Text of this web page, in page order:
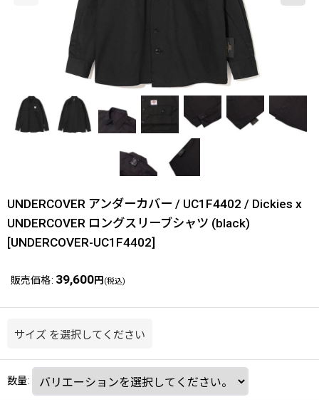
UNDERCOVER アンダーカバー / UC1F4402 / Dickies x
UNDERCOVER ロングスリーブシャツ (black)
[UNDERCOVER-UC1F4402]
販売価格: 39,600円 (税込)
サイズ を選択してください
数量: